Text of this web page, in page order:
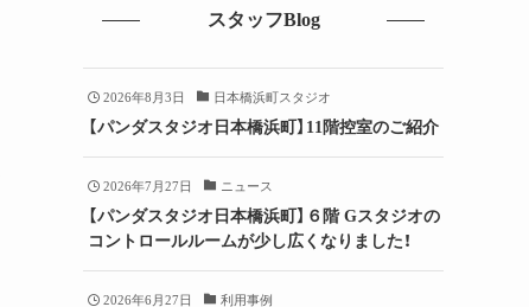
スタッフBlog
2026年8月3日 日本橋浜町スタジオ
【パンダスタジオ日本橋浜町】11階控室のご紹介
2026年7月27日 ニュース
【パンダスタジオ日本橋浜町】６階 Gスタジオの
コントロールルームが少し広くなりました！
2026年6月27日 利用事例